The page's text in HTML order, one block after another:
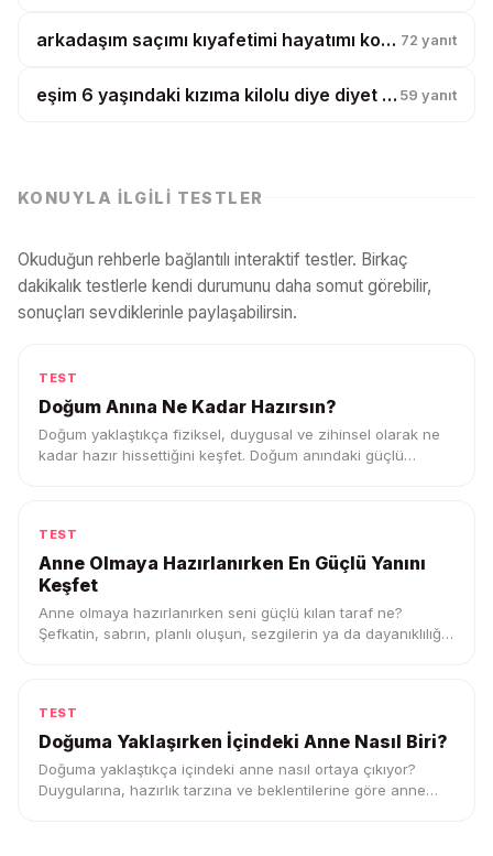
arkadaşım saçımı kıyafetimi hayatımı kopyalıyor, artık tesadüf diyemiyorum? 72 yanıt
eşim 6 yaşındaki kızıma kilolu diye diyet yaptırmak istiyor? 59 yanıt
KONUYLA İLGILI TESTLER
Okuduğun rehberle bağlantılı interaktif testler. Birkaç
dakikalık testlerle kendi durumunu daha somut görebilir,
sonuçları sevdiklerinle paylaşabilirsin.
TEST
Doğum Anına Ne Kadar Hazırsın?
Doğum yaklaştıkça fiziksel, duygusal ve zihinsel olarak ne
kadar hazır hissettiğini keşfet. Doğum anındaki güçlü
TEST
Anne Olmaya Hazırlanırken En Güçlü Yanını
Keşfet
Anne olmaya hazırlanırken seni güçlü kılan taraf ne?
Şefkatin, sabrın, planlı oluşun, sezgilerin ya da dayanıklılığın
TEST
Doğuma Yaklaşırken İçindeki Anne Nasıl Biri?
Doğuma yaklaştıkça içindeki anne nasıl ortaya çıkıyor?
Duygularına, hazırlık tarzına ve beklentilerine göre anne